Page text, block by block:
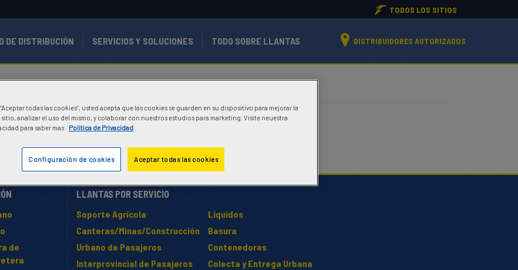
TODOS LOS SITIOS
DE DISTRIBUCIÓN SERVICIOS Y SOLUCIONES TODO SOBRE LLANTAS DISTRIBUIDORES AUTORIZADOS
de
LLANTAS POR SERVICIO
Soporte Agrícola
Canteras/Minas/Construcción
Urbano de Pasajeros
Interprovincial de Pasajeros
Líquidos
Basura
Contenedores
Colecta y Entrega Urbana
todas las cookies”, usted acepta que las cookies se guarden en su dispositivo para mejorar la
analizar el uso del mismo, y colaborar con nuestros estudios para marketing. Visite neuestra
para saber mas.
Politica de Privacidad
Aceptar todas las cookies
Configuración de cookies